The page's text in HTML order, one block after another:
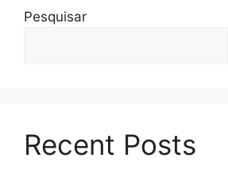
Pesquisar
Recent Posts